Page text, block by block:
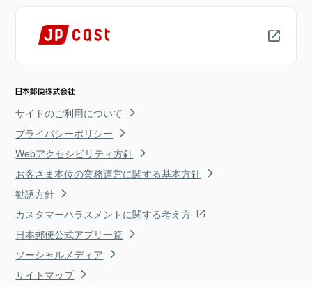
サイトのご利用について
プライバシーポリシー
Webアクセシビリティ方針
お客さま本位の業務運営に関する基本方針
勧誘方針
カスタマーハラスメントに関する考え方
日本郵便公式アプリ一覧
ソーシャルメディア
サイトマップ